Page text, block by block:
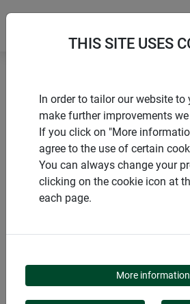
Accueil Toiles Moustiquaire
PRODUITS
THIS SITE USES
In order to tailor our website to
make further improvements
If you click on "More
agree to the use of certain
You can always change your
clicking on the cookie icon at
each page.
More information